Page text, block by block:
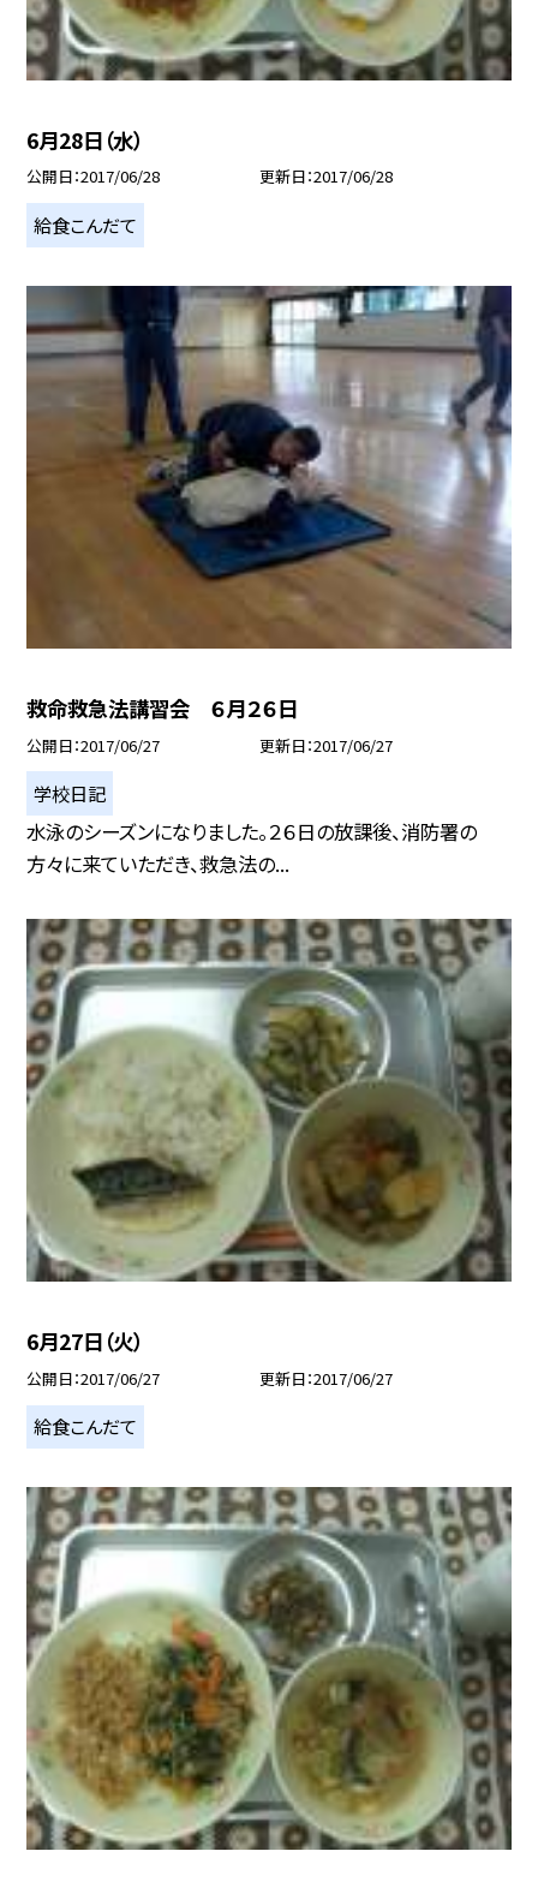
6月28日（水）
公開日 2017/06/28 更新日 2017/06/28
給食こんだて
救命救急法講習会 ６月２６日
公開日 2017/06/27 更新日 2017/06/27
学校日記
水泳のシーズンになりました。２６日の放課後、消防署の
方々に来ていただき、救急法の...
6月27日（火）
公開日 2017/06/27 更新日 2017/06/27
給食こんだて